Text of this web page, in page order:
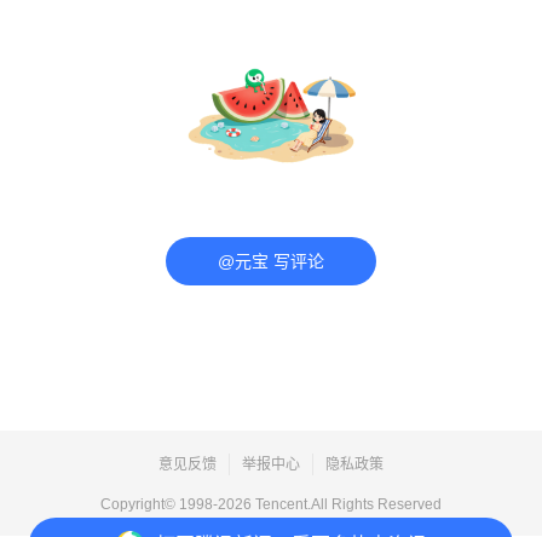
@元宝 写评论
意见反馈 举报中心 隐私政策
Copyright© 1998-2026 Tencent.All Rights Reserved